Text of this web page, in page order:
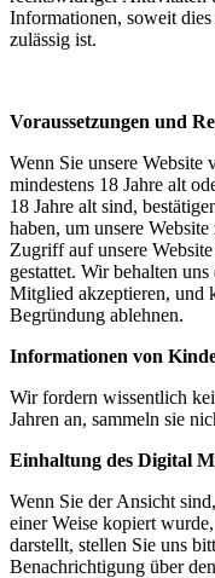
Informationen, soweit
zulässig ist.
Voraussetzungen und
Wenn Sie unsere Website
mindestens 18 Jahre alt
18 Jahre alt sind,
haben, um unsere
Zugriff auf unsere
gestattet. Wir behalten
Mitglied akzeptieren, und
Begründung ablehnen.
Informationen von
Wir fordern wissentlich
Jahren an, sammeln sie
Einhaltung des Digital
Wenn Sie der Ansicht
einer Weise kopiert
darstellt, stellen Sie uns
Benachrichtigung über